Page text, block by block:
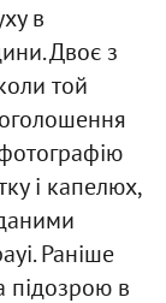
в
Двоє з
той
оголошення
і капелюх,
Раніше
підозрою в